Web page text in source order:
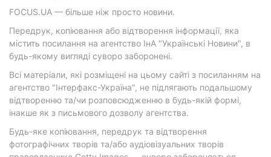
FOCUS.UA — більше ніж просто новини.
Передрук, копіювання або відтворення інформації, яка
містить посилання на агентство ІнА "Українські Новини", в
будь-якому вигляді суворо заборонені.
Всі матеріали, які розміщені на цьому сайті з посиланням на
агентство "Інтерфакс-Україна", не підлягають подальшому
відтворенню та/чи розповсюдженню в будь-якій формі,
інакше як з письмового дозволу агентства.
Будь-яке копіювання, передрук та відтворення
фотографічних творів та/або аудіовізуальних творів